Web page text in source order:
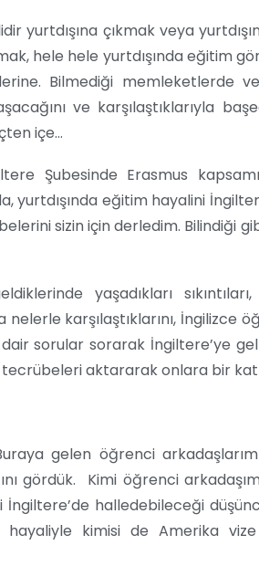
yurtdışına çıkmak veya
hele hele yurtdışında eğitim
Bilmediği memleketlerde
ve karşılaştıklarıyla
içe…
Şubesinde Erasmus
yurtdışında eğitim hayalini
sizin için derledim. Bilindiği
yaşadıkları
karşılaştıklarını, İngilizce
sorular sorarak İngiltere’ye
aktararak onlara bir
gelen öğrenci
gördük. Kimi öğrenci
halledebileceği
hayaliyle kimisi de Amerika